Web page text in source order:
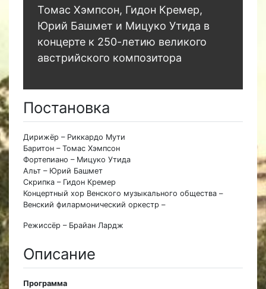
Томас Хэмпсон, Гидон Кремер,
Юрий Башмет и Мицуко Утида в
концерте к 250-летию великого
австрийского композитора
Постановка
Дирижёр – Риккардо Мути
Баритон – Томас Хэмпсон
Фортепиано – Мицуко Утида
Альт – Юрий Башмет
Скрипка – Гидон Кремер
Концертный хор Венского музыкального общества –
Венский филармонический оркестр –
Режиссёр – Брайан Лардж
Описание
Программа